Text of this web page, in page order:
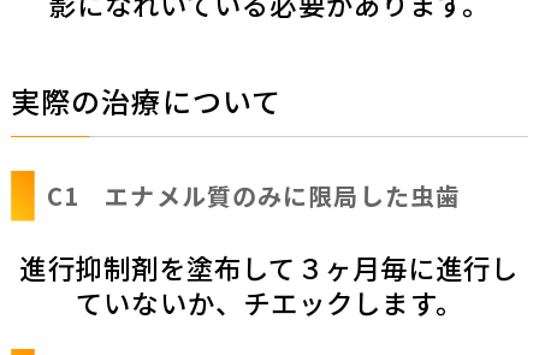
実際の治療について
C1 エナメル質のみに限局した虫歯
進行抑制剤を塗布して３ヶ月毎に進行し
ていないか、チエックします。